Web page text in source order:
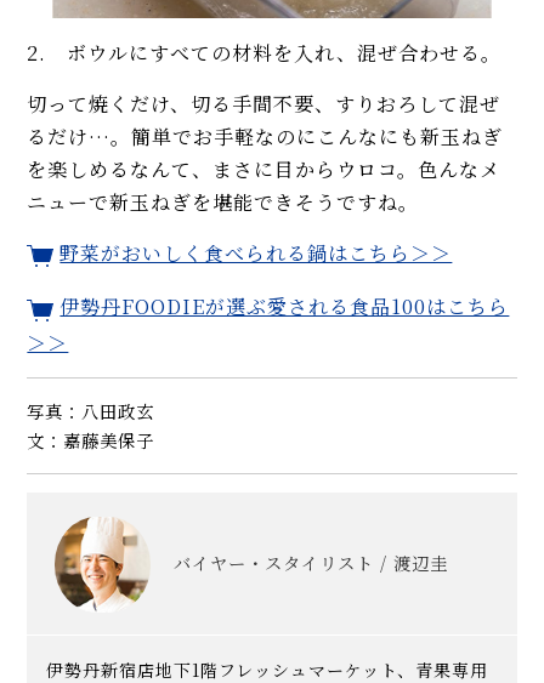
2. ボウルにすべての材料を入れ、混ぜ合わせる。
切って焼くだけ、切る手間不要、すりおろして混ぜ
るだけ…。簡単でお手軽なのにこんなにも新玉ねぎ
を楽しめるなんて、まさに目からウロコ。色んなメ
ニューで新玉ねぎを堪能できそうですね。
野菜がおいしく食べられる鍋はこちら＞＞
伊勢丹FOODIEが選ぶ愛される食品100はこちら
＞＞
写真：八田政玄
文：嘉藤美保子
バイヤー・スタイリスト / 渡辺圭
伊勢丹新宿店地下1階フレッシュマーケット、青果専用